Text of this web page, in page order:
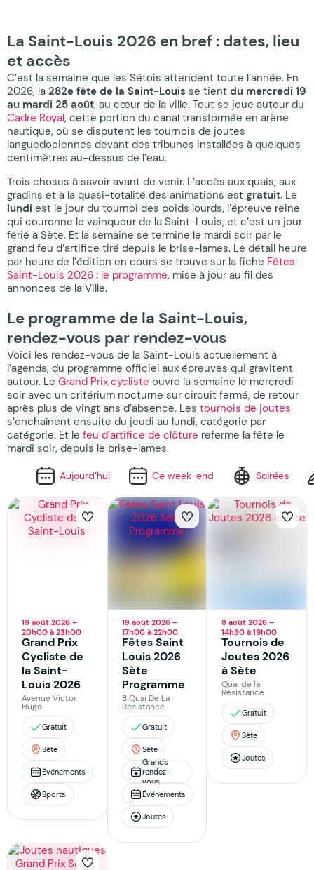
La Saint-Louis 2026 en bref : dates, lieu
et accès
C’est la semaine que les Sétois attendent toute l’année. En
2026, la 282e fête de la Saint-Louis se tient du mercredi 19
au mardi 25 août, au cœur de la ville. Tout se joue autour du
Cadre Royal, cette portion du canal transformée en arène
nautique, où se disputent les tournois de joutes
languedociennes devant des tribunes installées à quelques
centimètres au-dessus de l’eau.
Trois choses à savoir avant de venir. L’accès aux quais, aux
gradins et à la quasi-totalité des animations est gratuit. Le
lundi est le jour du tournoi des poids lourds, l’épreuve reine
qui couronne le vainqueur de la Saint-Louis, et c’est un jour
férié à Sète. Et la semaine se termine le mardi soir par le
grand feu d’artifice tiré depuis le brise-lames. Le détail heure
par heure de l’édition en cours se trouve sur la fiche Fêtes
Saint-Louis 2026 : le programme, mise à jour au fil des
annonces de la Ville.
Le programme de la Saint-Louis,
rendez-vous par rendez-vous
Voici les rendez-vous de la Saint-Louis actuellement à
l’agenda, du programme officiel aux épreuves qui gravitent
autour. Le Grand Prix cycliste ouvre la semaine le mercredi
soir avec un critérium nocturne sur circuit fermé, de retour
après plus de vingt ans d’absence. Les tournois de joutes
s’enchaînent ensuite du jeudi au lundi, catégorie par
catégorie. Et le feu d’artifice de clôture referme la fête le
mardi soir, depuis le brise-lames.
Aujourd’hui Ce week-end Soirées
19 août 2026 –
20h00 à 23h00
Grand Prix
Cycliste de
la Saint-
Louis 2026
Avenue Victor
Hugo
Gratuit
Sète
Événements
Sports
19 août 2026 –
17h00 à 22h00
Fêtes Saint
Louis 2026
Sète
Programme
8 Quai De La
Résistance
Gratuit
Sète
Grands
rendez-
vous
Événements
Joutes
8 août 2026 –
14h30 à 19h00
Tournois de
Joutes 2026
à Sète
Quai de la
Résistance
Gratuit
Sète
Joutes